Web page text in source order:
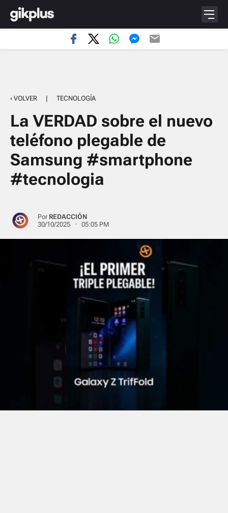
‹ VOLVER | TECNOLOGÍA
La VERDAD sobre el nuevo
teléfono plegable de
Samsung #smartphone
#tecnologia
Por REDACCIÓN
30/10/2025 · 05:05 PM